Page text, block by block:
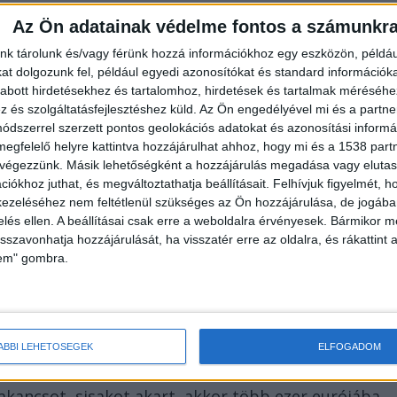
Az Ön adatainak védelme fontos a
tárolunk és/vagy férünk hozzá információkhoz egy eszközön,
dolgozunk fel, például egyedi azonosítókat és standard
hirdetésekhez és tartalomhoz, hirdetések és tartalmak
és szolgáltatásfejlesztéshez küld. Az Ön engedélyével mi és a
szerzett pontos geolokációs adatokat és azonosítási
helyre kattintva hozzájárulhat ahhoz, hogy mi és a 1538
Másik lehetőségként a hozzájárulás megadása vagy
juthat, és megváltoztathatja beállításait. Felhívjuk figyelmét,
nem feltétlenül szükséges az Ön hozzájárulása, de
ellen. A beállításai csak erre a weboldalra érvényesek. Bármikor
hozzájárulását, ha visszatér erre az oldalra, és rákattint
gombra.
LEHETŐSÉGEK ELFOGADOM
tudom magamban tartani” – írja Norbi, majd
gyakorlatát, különösen annak erőszakos,
toborozni ma Európában? Egy
meghalni felsőbb politikai érdekek miatt?”–
meg az ukrán politikai és katonai vezetéssel
eurónyi fegyversegély egy része Afrikába kerül
újoncok gyakran felszerelés nélkül indulnak